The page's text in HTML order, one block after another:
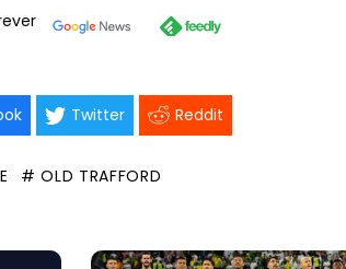
Twitter Reddit
# OLD TRAFFORD